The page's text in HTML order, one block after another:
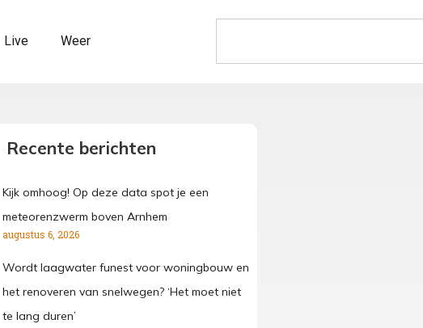
Live Weer
Recente berichten
Kijk omhoog! Op deze data spot je een
meteorenzwerm boven Arnhem
augustus 6, 2026
Wordt laagwater funest voor woningbouw en
het renoveren van snelwegen? ‘Het moet niet
te lang duren’